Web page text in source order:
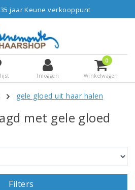
jaar Keune verkooppunt
Inloggen
0
Winkelwagen
gele gloed uit haar halen
met gele gloed
Filters